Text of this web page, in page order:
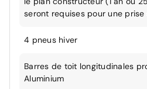
seront requises pour une prise
4 pneus hiver
Barres de toit longitudinales
Aluminium